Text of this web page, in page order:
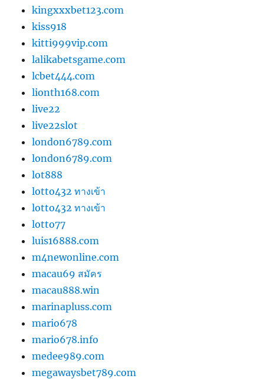
kingxxxbet123.com
kiss918
kitti999vip.com
lalikabetsgame.com
lcbet444.com
lionth168.com
live22
live22slot
london6789.com
london6789.com
lot888
lotto432 ทางเข้า
lotto432 ทางเข้า
lotto77
luis16888.com
m4newonline.com
macau69 สมัคร
macau888.win
marinapluss.com
mario678
mario678.info
medee989.com
megawaysbet789.com